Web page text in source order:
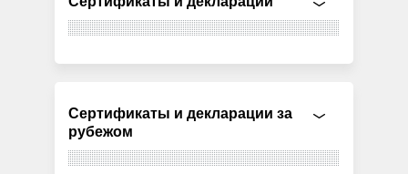
Сертификаты и декларации за
рубежом